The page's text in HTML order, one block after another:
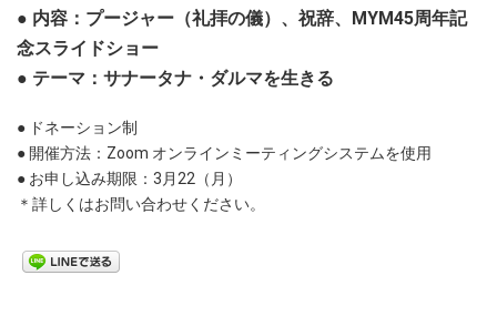
● 内容：プージャー（礼拝の儀）、祝辞、MYM45周年記
念スライドショー
● テーマ：サナータナ・ダルマを生きる
● ドネーション制
● 開催方法：Zoom オンラインミーティングシステムを使用
● お申し込み期限：3月22（月）
＊詳しくはお問い合わせください。